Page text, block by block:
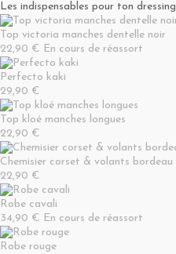
Les indispensables pour ton dressing
Top victoria manches dentelle noir
22,90 € En cours de réassort
Perfecto kaki
29,90 €
Top kloé manches longues
22,90 €
Chemisier corset & volants bordeau
22,90 €
Robe cavali
34,90 € En cours de réassort
Robe rouge